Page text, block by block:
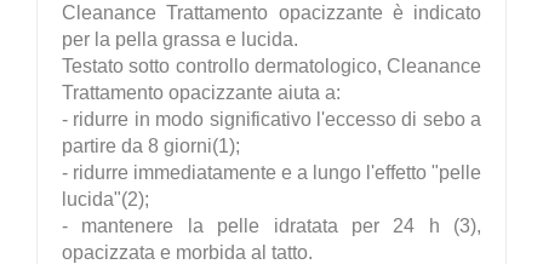
Cleanance Trattamento opacizzante è indicato
per la pella grassa e lucida.
Testato sotto controllo dermatologico, Cleanance
Trattamento opacizzante aiuta a:
- ridurre in modo significativo l'eccesso di sebo a
partire da 8 giorni(1);
- ridurre immediatamente e a lungo l'effetto "pelle
lucida"(2);
- mantenere la pelle idratata per 24 h (3),
opacizzata e morbida al tatto.